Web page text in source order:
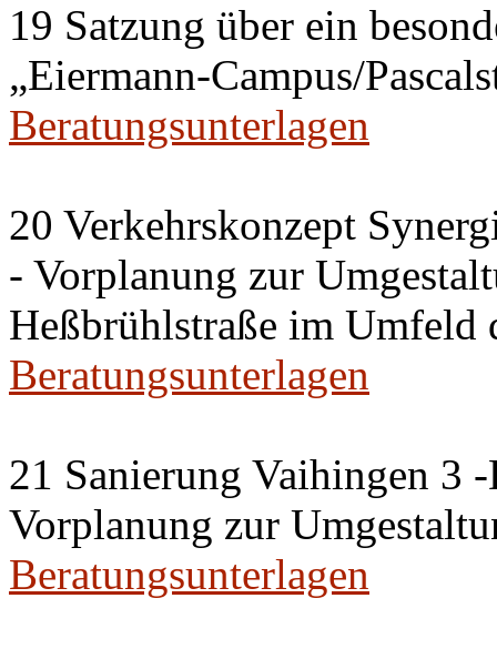
19 Satzung über ein
„Eiermann-Campus/
Beratungsunterlagen
20 Verkehrskonzept
- Vorplanung zur
Heßbrühlstraße im Umfeld
Beratungsunterlagen
21 Sanierung Vaihingen 3
Vorplanung zur
Beratungsunterlagen